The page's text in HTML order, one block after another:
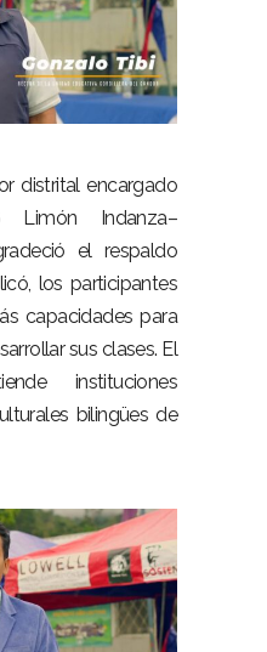
distrital encargado
Limón Indanza–
el respaldo
los participantes
capacidades para
sus clases. El
instituciones
bilingües de